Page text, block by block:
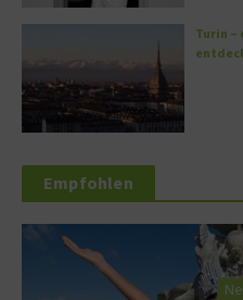
Turin –
Empfohlen